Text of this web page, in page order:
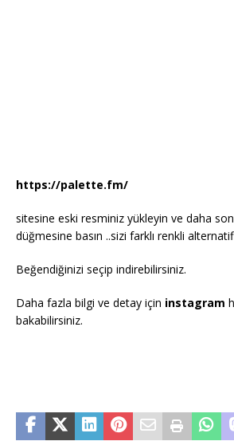
https://palette.fm/
sitesine eski resminiz yükleyin ve daha
düğmesine basın ..sizi farklı renkli
Beğendiğinizi seçip indirebilirsiniz.
Daha fazla bilgi ve detay için instagram
bakabilirsiniz.